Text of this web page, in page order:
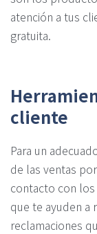
atención a tus
gratuita.
cliente
Para un
de las ventas
contacto con
que te ayuden a
reclamaciones